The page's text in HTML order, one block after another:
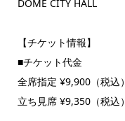
DOME CITY HALL
【チケット情報】
■チケット代金
全席指定 ¥9,900（税込）
立ち見席 ¥9,350（税